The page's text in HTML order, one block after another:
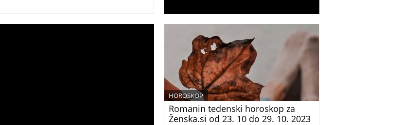
Romanin tedenski horoskop za
Ženska.si od 23. 10 do 29. 10. 2023
HOROSKOP